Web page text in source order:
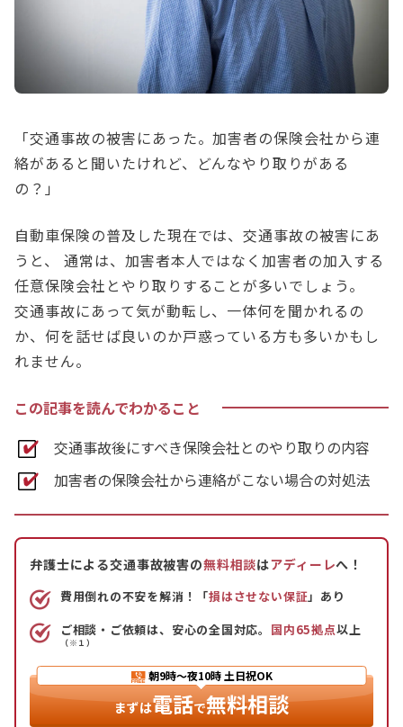
「交通事故の被害にあった。加害者の保険会社から連
絡があると聞いたけれど、どんなやり取りがある
の？」
自動車保険の普及した現在では、交通事故の被害にあ
うと、 通常は、加害者本人ではなく加害者の加入する
任意保険会社とやり取りすることが多いでしょう。
交通事故にあって気が動転し、一体何を聞かれるの
か、何を話せば良いのか戸惑っている方も多いかもし
れません。
この記事を読んでわかること
交通事故後にすべき保険会社とのやり取りの内容
加害者の保険会社から連絡がこない場合の対処法
弁護士による交通事故被害の無料相談はアディーレへ！
費用倒れの不安を解消！「損はさせない保証」あり
ご相談・ご依頼は、安心の全国対応。 国内65拠点以上
（※１）
朝9時〜夜10時 土日祝OK
まずは電話で無料相談